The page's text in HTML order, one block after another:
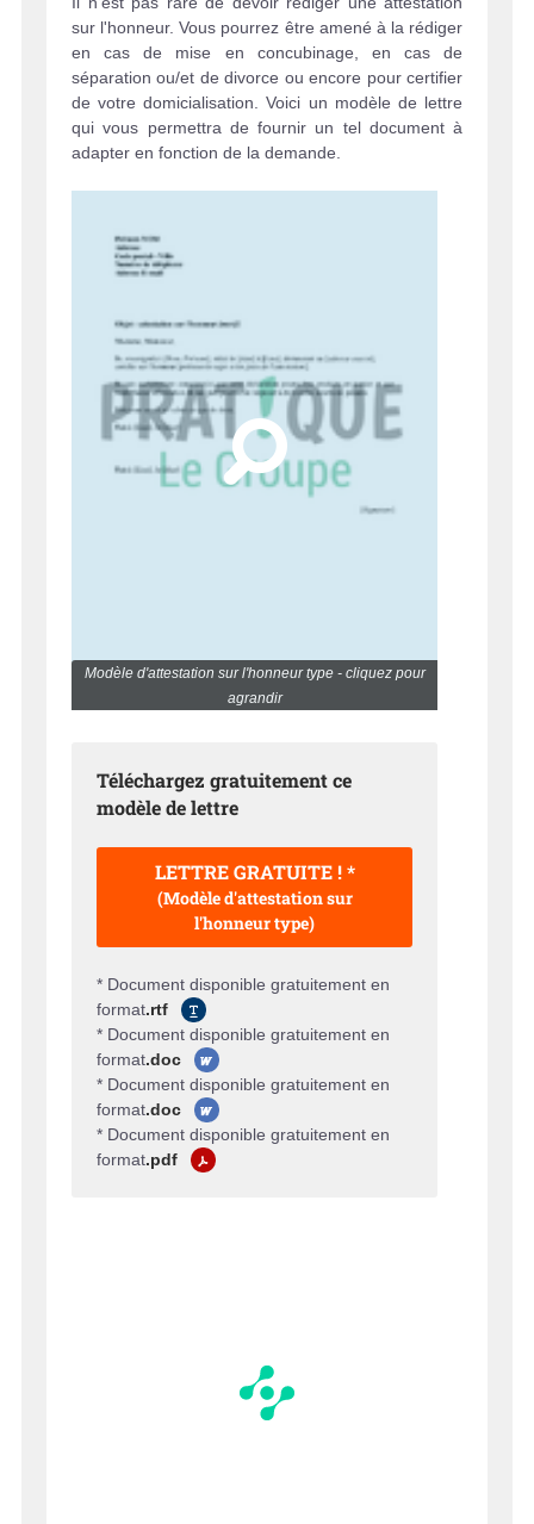
sur l'honneur. Vous pourrez être amené à la rédiger
en cas de mise en concubinage, en cas de
séparation ou/et de divorce ou encore pour certifier
de votre domicialisation. Voici un modèle de lettre
qui vous permettra de fournir un tel document à
adapter en fonction de la demande.
Modèle d'attestation sur l'honneur type - cliquez pour
agrandir
Téléchargez gratuitement ce
modèle de lettre
LETTRE GRATUITE ! *
(Modèle d'attestation sur
l'honneur type)
* Document disponible gratuitement en
format.rtf
* Document disponible gratuitement en
format.doc
* Document disponible gratuitement en
format.doc
* Document disponible gratuitement en
format.pdf